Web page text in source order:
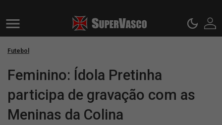
Futebol
Feminino: Ídola Pretinha
participa de gravação com as
Meninas da Colina